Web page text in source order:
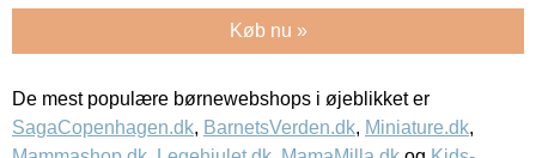
Køb nu »
De mest populære børnewebshops i øjeblikket er
SagaCopenhagen.dk, BarnetsVerden.dk, Miniature.dk,